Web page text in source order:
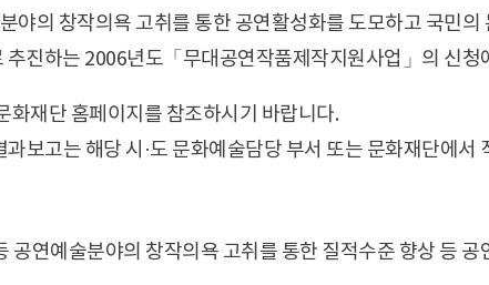
야의 창작의욕 고취를 통한 공연활성화를 도모하고 국민
진하는 2006년도「무대공연작품제작지원사업」의 신
화재단 홈페이지를 참조하시기 바랍니다.
보고는 해당 시·도 문화예술담당 부서 또는 문화재단에서
공연예술분야의 창작의욕 고취를 통한 질적수준 향상 등